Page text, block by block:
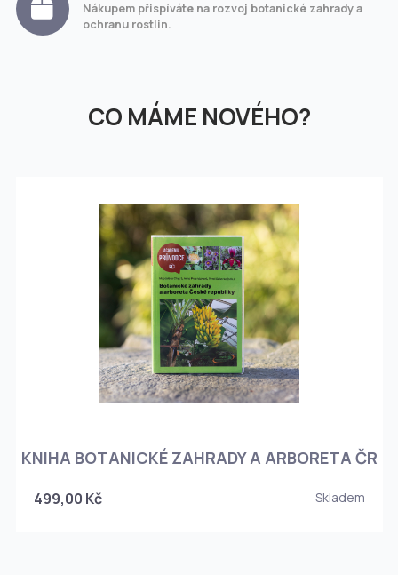
Nákupem přispíváte na rozvoj botanické zahrady a
ochranu rostlin.
CO MÁME NOVÉHO?
KNIHA BOTANICKÉ ZAHRADY A ARBORETA ČR
499,00 Kč Skladem